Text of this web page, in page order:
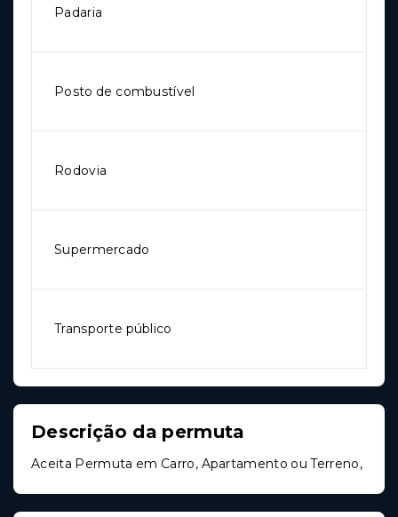
Padaria
Posto de combustível
Rodovia
Supermercado
Transporte público
Descrição da permuta
Aceita Permuta em Carro, Apartamento ou Terreno,